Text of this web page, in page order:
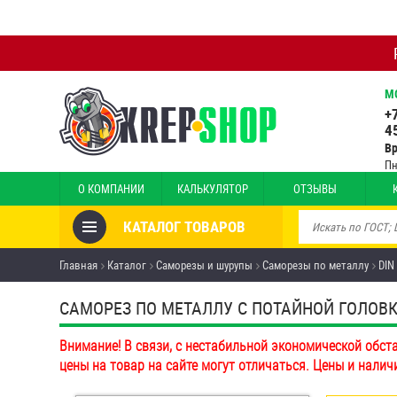
О КОМПАНИИ КАЛЬКУЛЯТОР ОТЗЫВЫ
КАТАЛОГ ТОВАРОВ
Товары со скидкой
Анкеры
Антивандальный крепёж,
инструмент
Болты и винты
Главная Каталог Саморезы и шурупы Саморезы по металлу
САМОРЕЗ ПО МЕТАЛЛУ С ПОТАЙНОЙ
Внимание! В связи, с нестабильной экономической
цены на товар на сайте могут отличаться. Цены и